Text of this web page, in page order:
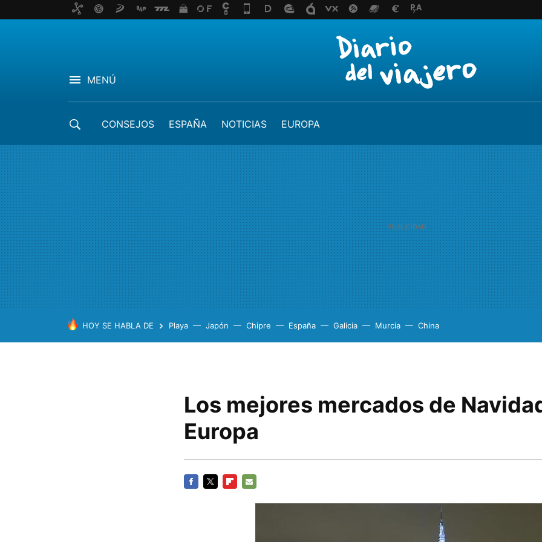
MENÚ
CONSEJOS ESPAÑA NOTICIAS EUROPA
HOY SE HABLA DE Playa Japón Chipre España Galicia Murcia China
Los mejores mercados de
Europa